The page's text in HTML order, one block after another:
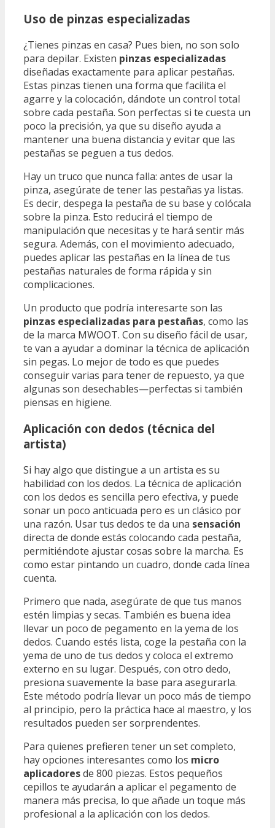
Uso de pinzas especializadas
¿Tienes pinzas en casa? Pues bien, no son solo
para depilar. Existen pinzas especializadas
diseñadas exactamente para aplicar pestañas.
Estas pinzas tienen una forma que facilita el
agarre y la colocación, dándote un control total
sobre cada pestaña. Son perfectas si te cuesta un
poco la precisión, ya que su diseño ayuda a
mantener una buena distancia y evitar que las
pestañas se peguen a tus dedos.
Hay un truco que nunca falla: antes de usar la
pinza, asegúrate de tener las pestañas ya listas.
Es decir, despega la pestaña de su base y colócala
sobre la pinza. Esto reducirá el tiempo de
manipulación que necesitas y te hará sentir más
segura. Además, con el movimiento adecuado,
puedes aplicar las pestañas en la línea de tus
pestañas naturales de forma rápida y sin
complicaciones.
Un producto que podría interesarte son las
pinzas especializadas para pestañas, como las
de la marca MWOOT. Con su diseño fácil de usar,
te van a ayudar a dominar la técnica de aplicación
sin pegas. Lo mejor de todo es que puedes
conseguir varias para tener de repuesto, ya que
algunas son desechables—perfectas si también
piensas en higiene.
Aplicación con dedos (técnica del
artista)
Si hay algo que distingue a un artista es su
habilidad con los dedos. La técnica de aplicación
con los dedos es sencilla pero efectiva, y puede
sonar un poco anticuada pero es un clásico por
una razón. Usar tus dedos te da una sensación
directa de donde estás colocando cada pestaña,
permitiéndote ajustar cosas sobre la marcha. Es
como estar pintando un cuadro, donde cada línea
cuenta.
Primero que nada, asegúrate de que tus manos
estén limpias y secas. También es buena idea
llevar un poco de pegamento en la yema de los
dedos. Cuando estés lista, coge la pestaña con la
yema de uno de tus dedos y coloca el extremo
externo en su lugar. Después, con otro dedo,
presiona suavemente la base para asegurarla.
Este método podría llevar un poco más de tiempo
al principio, pero la práctica hace al maestro, y los
resultados pueden ser sorprendentes.
Para quienes prefieren tener un set completo,
hay opciones interesantes como los micro
aplicadoresde 800 piezas. Estos pequeños
cepillos te ayudarán a aplicar el pegamento de
manera más precisa, lo que añade un toque más
profesional a la aplicación con los dedos.